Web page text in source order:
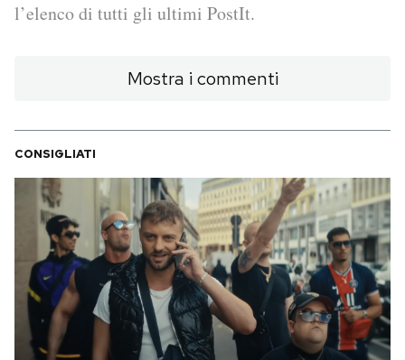
I MIEI PREFERITI
CALENDARIO
AREA PERSONALE
Area Personale
Newsletter
Notifiche mobile
Regala il Post
Hai bisogno di aiuto?
Esci
l’elenco di tutti gli ultimi PostIt.
Mostra i commenti
CONSIGLIATI